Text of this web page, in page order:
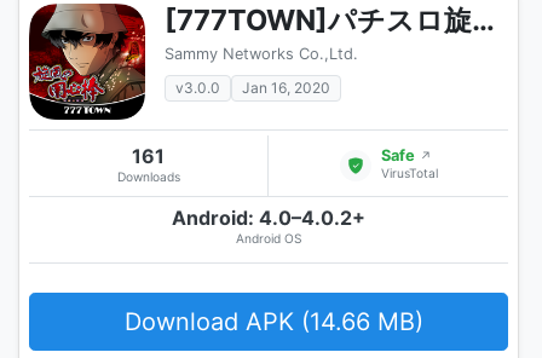
[777TOWN]パチスロ旋風の用心棒 胡蝶の記憶
Sammy Networks Co.,Ltd.
v3.0.0
Jan 16, 2020
161
Downloads
Safe ↗
VirusTotal
Android: 4.0–4.0.2+
Android OS
Download APK (14.66 MB)